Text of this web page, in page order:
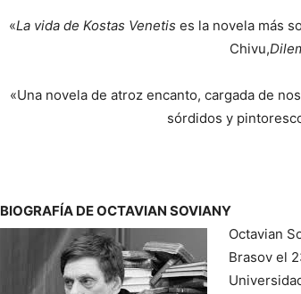
«La vida de Kostas Venetis es la novela más
Chivu,
«Una novela de atroz encanto, cargada de
sórdidos y
BIOGRAFÍA DE OCTAVIAN SOVIANY
Octavian
Brasov el